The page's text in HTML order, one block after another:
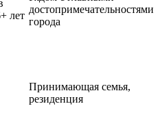
лет
достопримечательностями
города
Принимающая семья,
резиденция